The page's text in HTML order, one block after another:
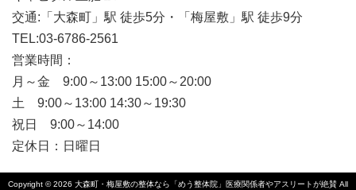
交通:「大森町」駅 徒歩5分・「梅屋敷」駅 徒歩9分
TEL:03-6786-2561
営業時間：
月～金 9:00～13:00 15:00～20:00
土 9:00～13:00 14:30～19:30
祝日 9:00～14:00
定休日：日曜日
Copyright © 2026 大森町・梅屋敷の整体なら「めう整体院」医療関係者やアスリートが絶賛 All